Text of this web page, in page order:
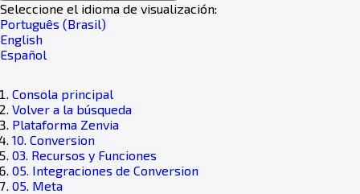
Seleccione el idioma de visualización:
Português (Brasil)
English
Español
Consola principal
Volver a la búsqueda
Plataforma Zenvia
10. Conversion
03. Recursos y Funciones
05. Integraciones de Conversion
05. Meta